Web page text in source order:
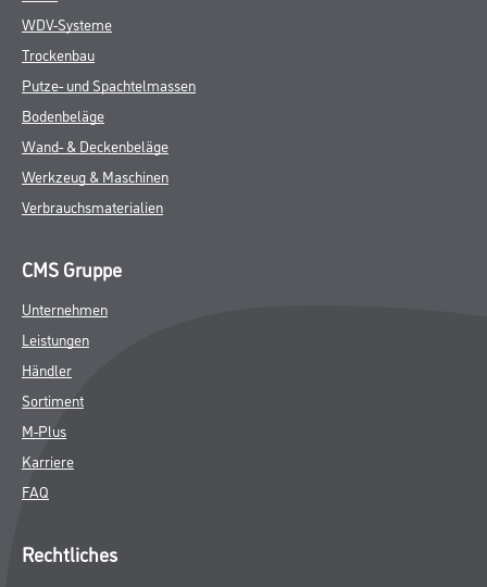
WDV-Systeme
Trockenbau
Putze- und Spachtelmassen
Bodenbeläge
Wand- & Deckenbeläge
Werkzeug & Maschinen
Verbrauchsmaterialien
CMS Gruppe
Unternehmen
Leistungen
Händler
Sortiment
M-Plus
Karriere
FAQ
Rechtliches